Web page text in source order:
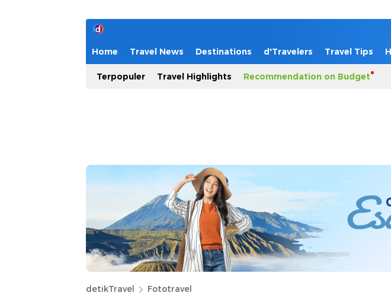
Home Travel News Destinations d'Travelers Travel Tips
Terpopuler Travel Highlights Recommendation on Budget
detikTravel Fototravel